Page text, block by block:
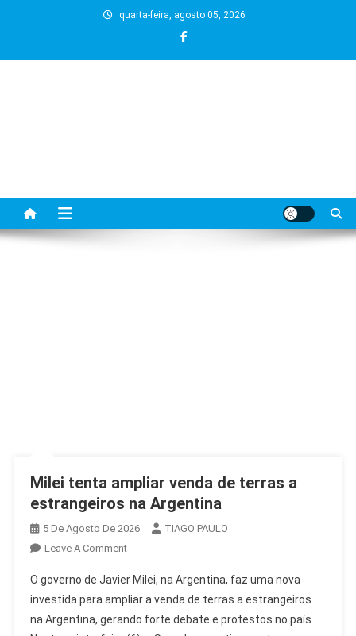
quarta-feira, agosto 05, 2026
Milei tenta ampliar venda de terras a
estrangeiros na Argentina
5 De Agosto De 2026
TIAGO PAULO
Leave A CommentOn
Tenta
Ampliar
Venda
O governo de Javier Milei, na Argentina, faz uma nova
investida para ampliar a venda de terras a estrangeiros
na Argentina, gerando forte debate e protestos no país.